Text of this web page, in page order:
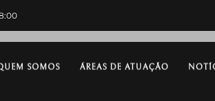
SOMOS ÁREAS DE ATUAÇÃO